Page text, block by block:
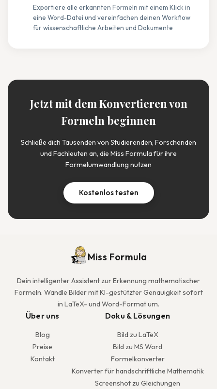
Exportiere alle erkannten Formeln mit einem Klick in
eine Word-Datei und vereinfachen deinen Workflow
für wissenschaftliche Arbeiten und Dokumente
Jetzt mit dem Konvertieren von
Formeln beginnen
Schließe dich Tausenden von Studierenden, Forschenden
und Fachleuten an, die Miss Formula für ihre
Formelumwandlung nutzen
Kostenlos testen
Miss Formula
Dein intelligenter Assistent zur Erkennung mathematischer
Formeln. Wandle Bilder mit KI-gestützter Genauigkeit sofort
in LaTeX- und Word-Format um.
Über uns
Blog
Preise
Kontakt
Doku & Lösungen
Bild zu LaTeX
Bild zu MS Word
Formelkonverter
Konverter für handschriftliche Mathematik
Screenshot zu Gleichungen